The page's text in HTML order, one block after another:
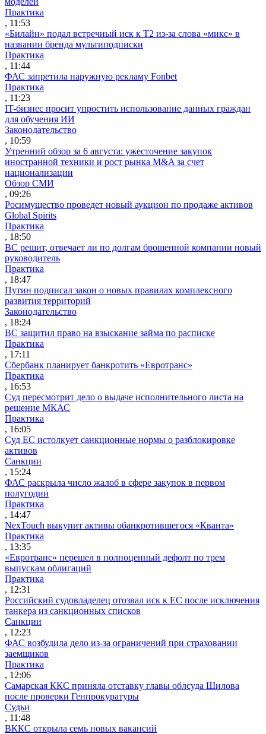
Практика
, 11:53
«Билайн» подал встречный иск к Т2 из-за слова «микс» в
названии бренда мультиподписки
Практика
, 11:44
ФАС запретила наружную рекламу Fonbet
Практика
, 11:23
IT-бизнес просит упростить использование данных граждан
для обучения ИИ
Законодательство
, 10:59
Утренний обзор за 6 августа: ужесточение закупок
иностранной техники и рост рынка M&A за счет
национализации
Обзор СМИ
, 09:26
Росимущество проведет новый аукцион по продаже активов
Global Spirits
Практика
, 18:50
ВС решит, отвечает ли по долгам брошенной компании новый
руководитель
Практика
, 18:47
Путин подписал закон о новых правилах комплексного
развития территорий
Законодательство
, 18:24
ВС защитил право на взыскание займа по расписке
Практика
, 17:11
Сбербанк планирует банкротить «Евротранс»
Практика
, 16:53
Суд пересмотрит дело о выдаче исполнительного листа на
решение МКАС
Практика
, 16:05
Суд ЕС истолкует санкционные нормы о разблокировке
активов
Санкции
, 15:24
ФАС раскрыла число жалоб в сфере закупок в первом
полугодии
Практика
, 14:47
NexTouch выкупит активы обанкротившегося «Кванта»
Практика
, 13:35
«Евротранс» перешел в полноценный дефолт по трем
выпускам облигаций
Практика
, 12:31
Российский судовладелец отозвал иск к ЕС после исключения
танкера из санкционных списков
Санкции
, 12:23
ФАС возбудила дело из-за ограничений при страховании
заемщиков
Практика
, 12:06
Самарская ККС приняла отставку главы облсуда Шилова
после проверки Генпрокуратуры
Судьи
, 11:48
ВККС открыла семь новых вакансий